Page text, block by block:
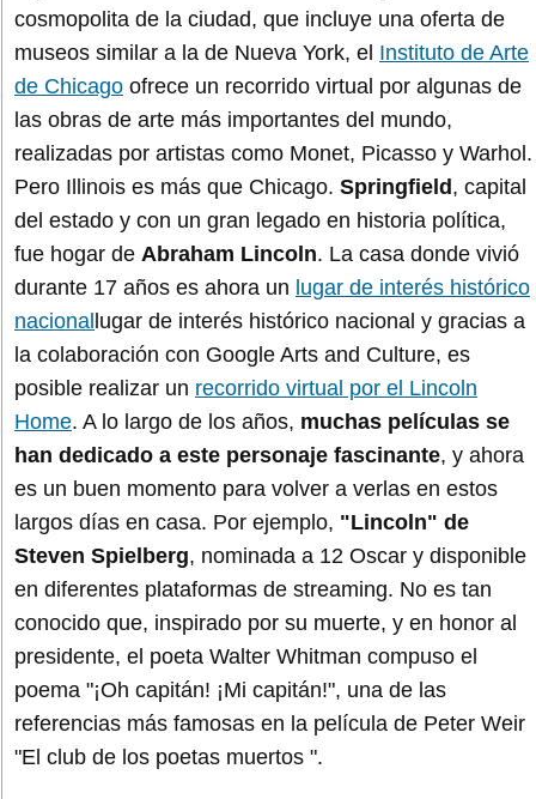
cosmopolita de la ciudad, que incluye una oferta de
museos similar a la de Nueva York, el Instituto de Arte
de Chicago ofrece un recorrido virtual por algunas de
las obras de arte más importantes del mundo,
realizadas por artistas como Monet, Picasso y Warhol.
Pero Illinois es más que Chicago. Springfield , capital
del estado y con un gran legado en historia política,
fue hogar de Abraham Lincoln. La casa donde vivió
durante 17 años es ahora un lugar de interés histórico
nacional lugar de interés histórico nacional y gracias a
la colaboración con Google Arts and Culture, es
posible realizar un recorrido virtual por el Lincoln
Home. A lo largo de los años, muchas películas se
han dedicado a este personaje fascinante, y ahora
es un buen momento para volver a verlas en estos
largos días en casa. Por ejemplo, "Lincoln" de
Steven Spielberg, nominada a 12 Oscar y disponible
en diferentes plataformas de streaming. No es tan
conocido que, inspirado por su muerte, y en honor al
presidente, el poeta Walter Whitman compuso el
poema "¡Oh capitán! ¡Mi capitán!", una de las
referencias más famosas en la película de Peter Weir
"El club de los poetas muertos ".